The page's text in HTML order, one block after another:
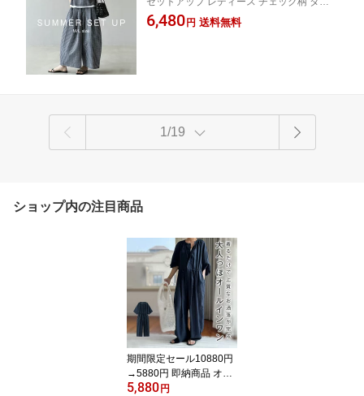
下セットアップ ギンガムチェック ノー
スリーブ レイヤード風 トップス 夏 パ
クトップ ワイドパンツ 二点セット 上下セ
ットアップ ギンガムチェック ノースリーブ
6,480 円 送料無料
1/19
ショップ内の注目商品
期間限定セール10880円
→5880円 即納商品 オー
ルインワン レディース 7
5,880 円